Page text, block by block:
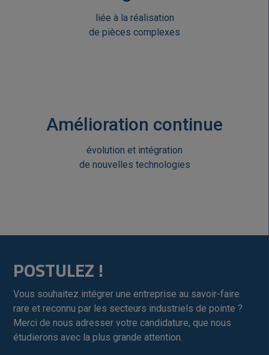
liée à la réalisation
de pièces complexes
Amélioration continue
évolution et intégration
de nouvelles technologies
POSTULEZ !
Vous souhaitez intégrer une entreprise au savoir-faire
rare et reconnu par les secteurs industriels de pointe ?
Merci de nous adresser votre candidature, que nous
étudierons avec la plus grande attention.